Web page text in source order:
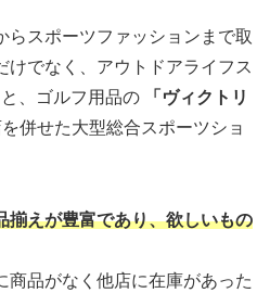
らスポーツファッションまで取
けでなく、アウトドアライフス
と、ゴルフ用品の
「ヴィクトリ
併せた大型総合スポーツショ
揃えが豊富であり、欲しいもの
商品がなく他店に在庫があった